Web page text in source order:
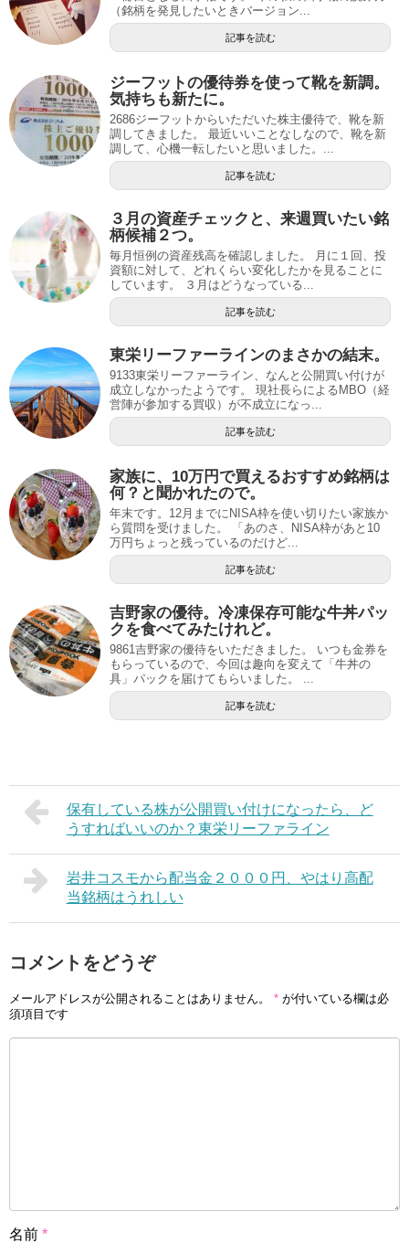
（銘柄を発見したいときバージョン...
記事を読む
ジーフットの優待券を使って靴を新調。
気持ちも新たに。
2686ジーフットからいただいた株主優待で、靴を新
調してきました。 最近いいことなしなので、靴を新
調して、心機一転したいと思いました。...
記事を読む
３月の資産チェックと、来週買いたい銘
柄候補２つ。
毎月恒例の資産残高を確認しました。 月に１回、投
資額に対して、どれくらい変化したかを見ることに
しています。 ３月はどうなっている...
記事を読む
東栄リーファーラインのまさかの結末。
9133東栄リーファーライン、なんと公開買い付けが
成立しなかったようです。 現社長らによるMBO（経
営陣が参加する買収）が不成立になっ...
記事を読む
家族に、10万円で買えるおすすめ銘柄は
何？と聞かれたので。
年末です。12月までにNISA枠を使い切りたい家族か
ら質問を受けました。 「あのさ、NISA枠があと10
万円ちょっと残っているのだけど...
記事を読む
吉野家の優待。冷凍保存可能な牛丼パッ
クを食べてみたけれど。
9861吉野家の優待をいただきました。 いつも金券を
もらっているので、今回は趣向を変えて「牛丼の
具」パックを届けてもらいました。 ...
記事を読む
保有している株が公開買い付けになったら、ど
うすればいいのか？東栄リーファライン
岩井コスモから配当金２０００円、やはり高配
当銘柄はうれしい
コメントをどうぞ
メールアドレスが公開されることはありません。 * が付いている欄は必
須項目です
名前 *